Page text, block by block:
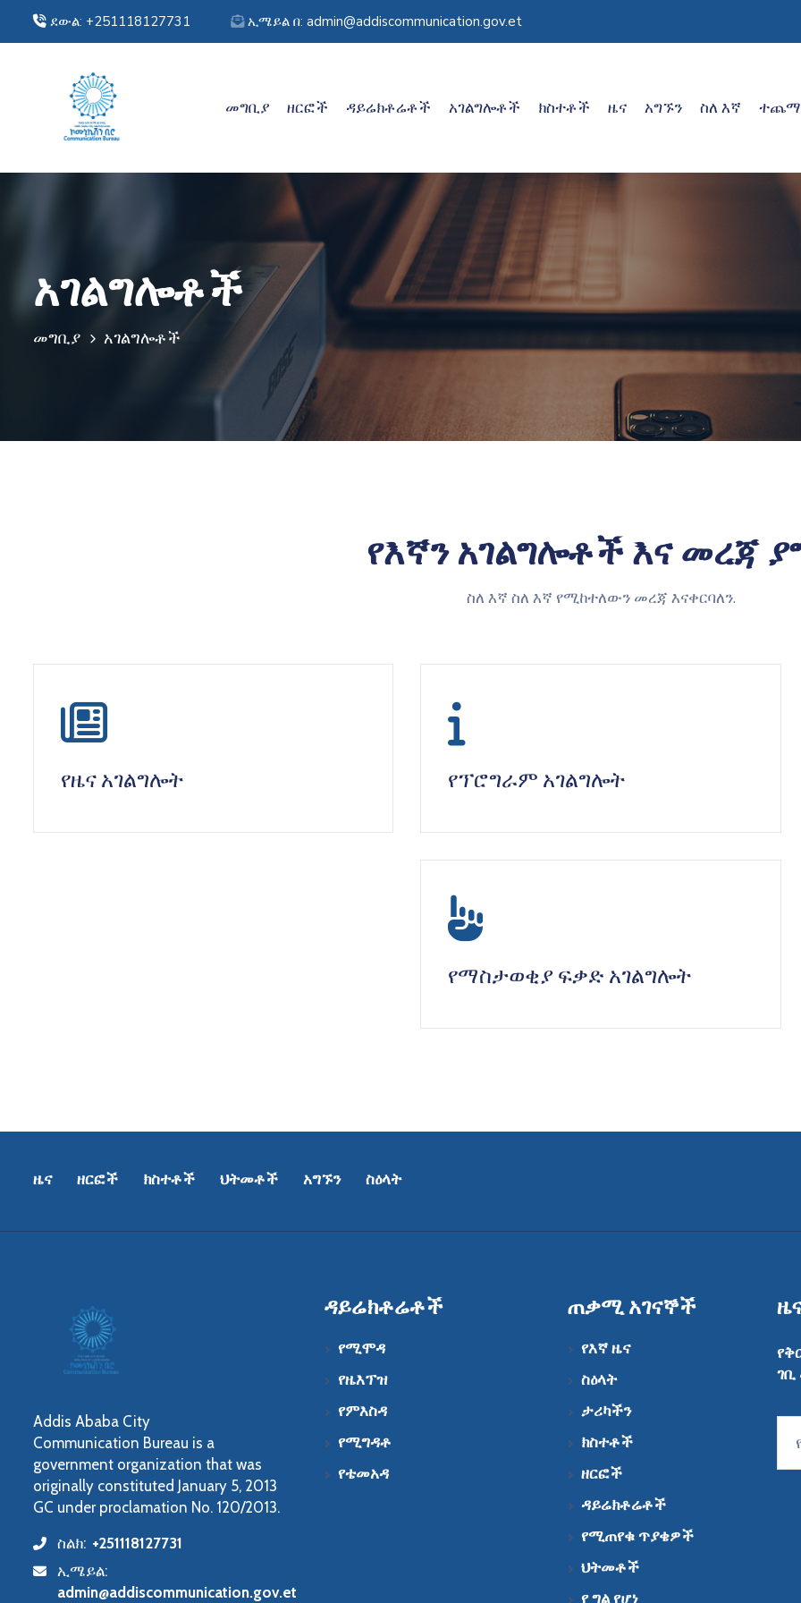
ደውል: +251118127731 ኢሜይል በ: admin@addiscommunication.gov.et
መግቢያ ዘርፎች ዳይሬክቶሬቶች አገልግሎቶች ክስተቶች ዜና አግኙን ስለ እኛ
አገልግሎቶች
መግቢያ አገልግሎቶች
የእኛን አገልግሎቶች እና መረጃ
ስለ እኛ ስለ እኛ የሚከተለውን መረጃ እናቀርባለን.
icon
የዜና አገልግሎት
icon
የፕሮግራም አገልግሎት
icon
የማስታወቂያ ፍቃድ አገልግሎት
ዜና ዘርፎች ክስተቶች ህትመቶች አግኙን ስዕላት
Addis Ababa City
Communication Bureau is a
government organization that was
originally constituted January 5, 2013
GC under proclamation No. 120/2013.
icon
ስልክ: +251118127731
icon
ኢሜይል:
admin@addiscommunication.gov.et
ዳይሬክቶሬቶች
የሚሞዳ
የዜእፕዝ
የምእስዳ
የሚግዳቶ
የቴመአዳ
ጠቃሚ አገናኞች
የእኛ ዜና
ስዕላት
ታሪካችን
ክስተቶች
ዘርፎች
ዳይሬክቶሬቶች
የሚጠየቁ ጥያቄዎች
ህትመቶች
የ ግል የሆነ
ገቢ